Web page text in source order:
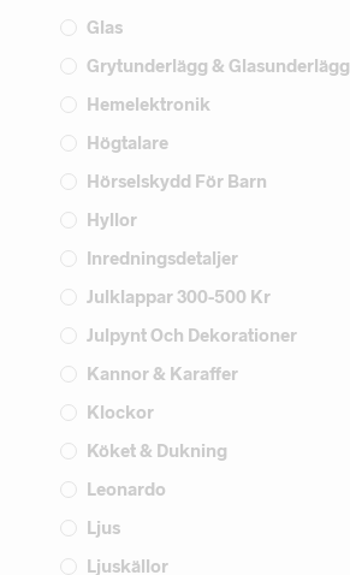
Glas
Grytunderlägg & Glasunderlägg
Hemelektronik
Högtalare
Hörselskydd För Barn
Hyllor
Inredningsdetaljer
Julklappar 300-500 Kr
Julpynt Och Dekorationer
Kannor & Karaffer
Klockor
Köket & Dukning
Leonardo
Ljus
Ljuskällor